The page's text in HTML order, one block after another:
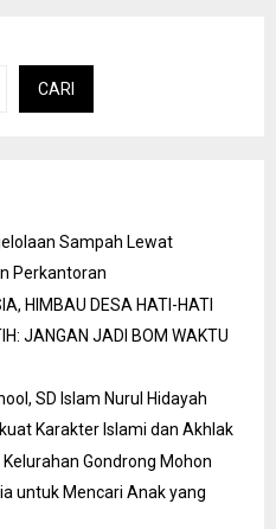
CARI
Sampah Lewat
Perkantoran
HIMBAU DESA HATI-HATI
JANGAN JADI BOM WAKTU
SD Islam Nurul Hidayah
Karakter Islami dan Akhlak
Gondrong Mohon
untuk Mencari Anak yang